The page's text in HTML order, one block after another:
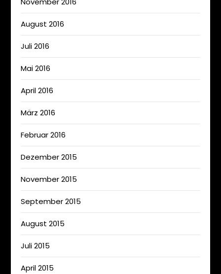
August 2016
Juli 2016
Mai 2016
April 2016
März 2016
Februar 2016
Dezember 2015
November 2015
September 2015
August 2015
Juli 2015
April 2015